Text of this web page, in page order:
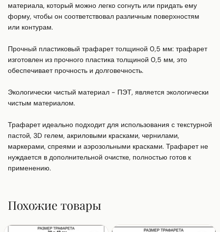
материала, который можно легко согнуть или придать ему
форму, чтобы он соответствовал различным поверхностям
или контурам.
Прочный пластиковый трафарет толщиной 0,5 мм: трафарет
изготовлен из прочного пластика толщиной 0,5 мм, это
обеспечивает прочность и долговечность.
Экологически чистый материал - ПЭТ, является экологически
чистым материалом.
Трафарет идеально подходит для использования с текстурной
пастой, 3D гелем, акриловыми красками, чернилами,
маркерами, спреями и аэрозольными красками. Трафарет не
нуждается в дополнительной очистке, полностью готов к
применению.
Похожие товары